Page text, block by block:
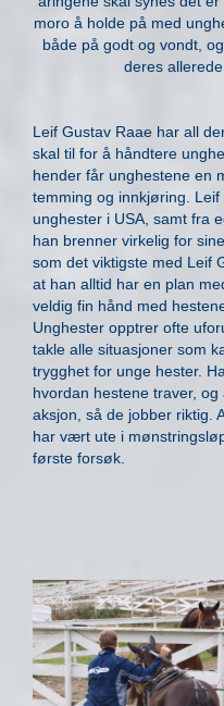
moro å holde på med
både på godt og vondt,
deres
Leif Gustav Raae har all
skal til for å håndtere
hender får unghestene en
temming og innkjøring.
unghester i USA, samt fra
han brenner virkelig for
som det viktigste med Leif
at han alltid har en plan
veldig fin hånd med
Unghester opptrer ofte
takle alle situasjoner som
trygghet for unge hester.
hvordan hestene traver,
aksjon, så de jobber riktig.
har vært ute i
første forsøk.